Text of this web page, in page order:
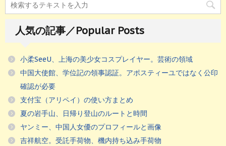
人気の記事／Popular Posts
小柔SeeU、上海の美少女コスプレイヤー。芸術の領域
中国大使館、学位記の領事認証。アポスティーユではなく公印
確認が必要
支付宝（アリペイ）の使い方まとめ
夏の岩手山、日帰り登山のルートと時間
ヤンミー、中国人女優のプロフィールと画像
吉祥航空。受託手荷物、機内持ち込み手荷物